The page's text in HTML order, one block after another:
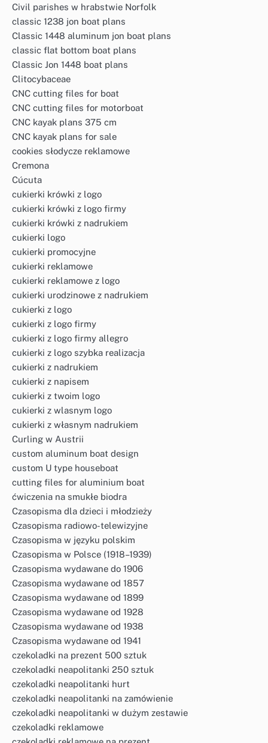
Civil parishes w hrabstwie Norfolk
classic 1238 jon boat plans
Classic 1448 aluminum jon boat plans
classic flat bottom boat plans
Classic Jon 1448 boat plans
Clitocybaceae
CNC cutting files for boat
CNC cutting files for motorboat
CNC kayak plans 375 cm
CNC kayak plans for sale
cookies słodycze reklamowe
Cremona
Cúcuta
cukierki krówki z logo
cukierki krówki z logo firmy
cukierki krówki z nadrukiem
cukierki logo
cukierki promocyjne
cukierki reklamowe
cukierki reklamowe z logo
cukierki urodzinowe z nadrukiem
cukierki z logo
cukierki z logo firmy
cukierki z logo firmy allegro
cukierki z logo szybka realizacja
cukierki z nadrukiem
cukierki z napisem
cukierki z twoim logo
cukierki z wlasnym logo
cukierki z własnym nadrukiem
Curling w Austrii
custom aluminum boat design
custom U type houseboat
cutting files for aluminium boat
ćwiczenia na smukłe biodra
Czasopisma dla dzieci i młodzieży
Czasopisma radiowo-telewizyjne
Czasopisma w języku polskim
Czasopisma w Polsce (1918–1939)
Czasopisma wydawane do 1906
Czasopisma wydawane od 1857
Czasopisma wydawane od 1899
Czasopisma wydawane od 1928
Czasopisma wydawane od 1938
Czasopisma wydawane od 1941
czekoladki na prezent 500 sztuk
czekoladki neapolitanki 250 sztuk
czekoladki neapolitanki hurt
czekoladki neapolitanki na zamówienie
czekoladki neapolitanki w dużym zestawie
czekoladki reklamowe